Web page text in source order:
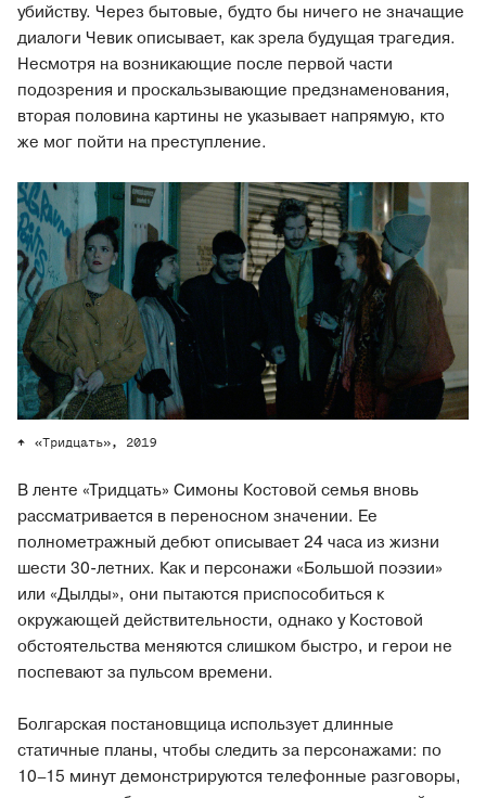
убийству. Через бытовые, будто бы ничего не значащие
диалоги Чевик описывает, как зрела будущая трагедия.
Несмотря на возникающие после первой части
подозрения и проскальзывающие предзнаменования,
вторая половина картины не указывает напрямую, кто
же мог пойти на преступление.
«Тридцать», 2019
В ленте «Тридцать» Симоны Костовой семья вновь
рассматривается в переносном значении. Ее
полнометражный дебют описывает 24 часа из жизни
шести 30-летних. Как и персонажи «Большой поэзии»
или «Дылды», они пытаются приспособиться к
окружающей действительности, однако у Костовой
обстоятельства меняются слишком быстро, и герои не
поспевают за пульсом времени.
Болгарская постановщица использует длинные
статичные планы, чтобы следить за персонажами: по
10–15 минут демонстрируются телефонные разговоры,